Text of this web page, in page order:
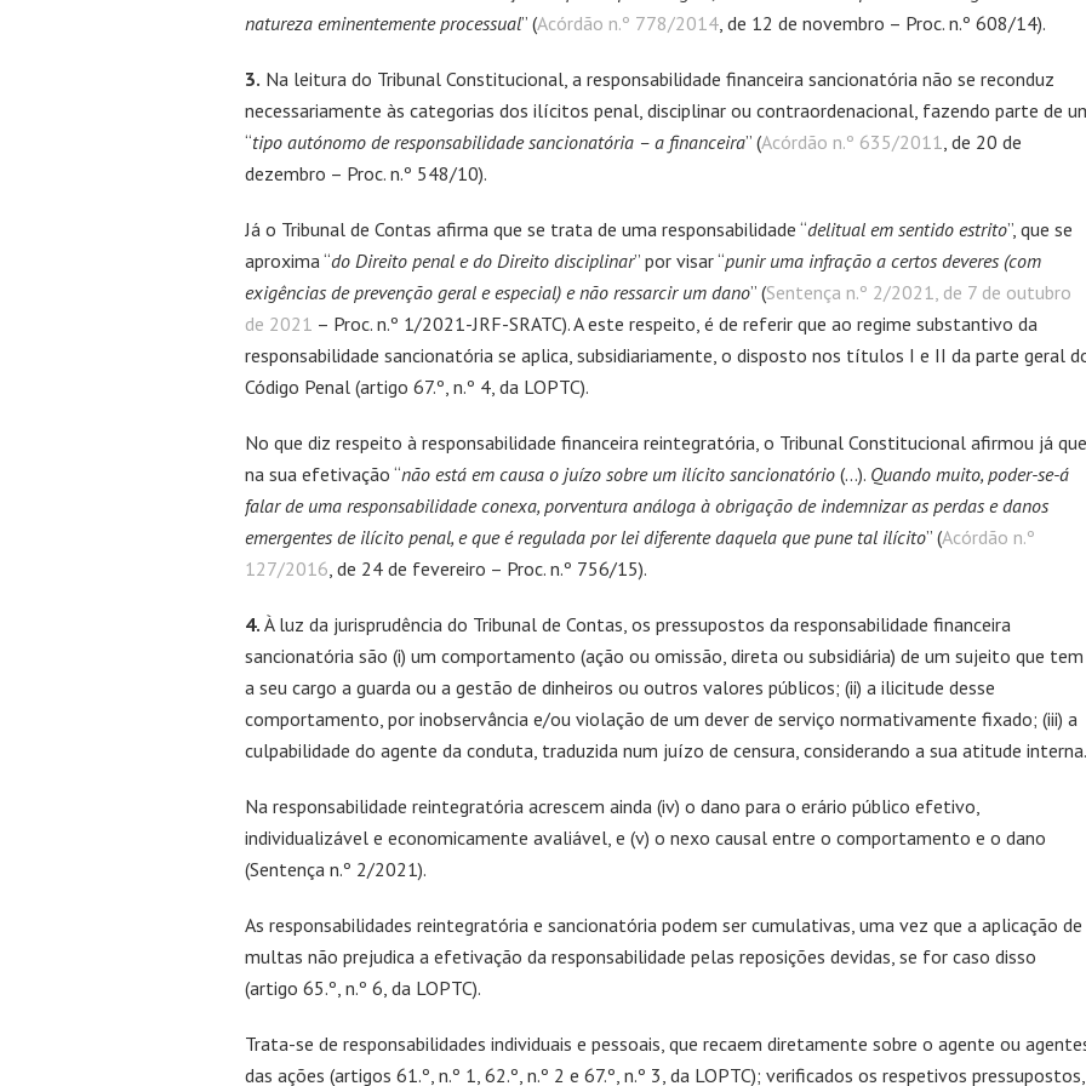
natureza eminentemente processual” (Acórdão n.º 778/2014, de 12 de novembro – Proc. n.º 608/14).
3. Na leitura do Tribunal Constitucional, a responsabilidade financeira sancionatória não se reconduz
necessariamente às categorias dos ilícitos penal, disciplinar ou contraordenacional, fazendo parte de
“tipo autónomo de responsabilidade sancionatória – a financeira” (Acórdão n.º 635/2011, de 20 de
dezembro – Proc. n.º 548/10).
Já o Tribunal de Contas afirma que se trata de uma responsabilidade “delitual em sentido estrito”, que se
aproxima “do Direito penal e do Direito disciplinar” por visar “punir uma infração a certos deveres (com
exigências de prevenção geral e especial) e não ressarcir um dano” (Sentença n.º 2/2021, de 7 de outubro
de 2021 – Proc. n.º 1/2021-JRF-SRATC). A este respeito, é de referir que ao regime substantivo da
responsabilidade sancionatória se aplica, subsidiariamente, o disposto nos títulos I e II da parte geral
Código Penal (artigo 67.º, n.º 4, da LOPTC).
No que diz respeito à responsabilidade financeira reintegratória, o Tribunal Constitucional afirmou já que
na sua efetivação “não está em causa o juízo sobre um ilícito sancionatório (…). Quando muito, poder-se-á
falar de uma responsabilidade conexa, porventura análoga à obrigação de indemnizar as perdas e danos
emergentes de ilícito penal, e que é regulada por lei diferente daquela que pune tal ilícito” (Acórdão n.º
127/2016, de 24 de fevereiro – Proc. n.º 756/15).
4. À luz da jurisprudência do Tribunal de Contas, os pressupostos da responsabilidade financeira
sancionatória são (i) um comportamento (ação ou omissão, direta ou subsidiária) de um sujeito que tem
a seu cargo a guarda ou a gestão de dinheiros ou outros valores públicos; (ii) a ilicitude desse
comportamento, por inobservância e/ou violação de um dever de serviço normativamente fixado; (iii) a
culpabilidade do agente da conduta, traduzida num juízo de censura, considerando a sua atitude interna.
Na responsabilidade reintegratória acrescem ainda (iv) o dano para o erário público efetivo,
individualizável e economicamente avaliável, e (v) o nexo causal entre o comportamento e o dano
(Sentença n.º 2/2021).
As responsabilidades reintegratória e sancionatória podem ser cumulativas, uma vez que a aplicação de
multas não prejudica a efetivação da responsabilidade pelas reposições devidas, se for caso disso
(artigo 65.º, n.º 6, da LOPTC).
Trata-se de responsabilidades individuais e pessoais, que recaem diretamente sobre o agente ou
das ações (artigos 61.º, n.º 1, 62.º, n.º 2 e 67.º, n.º 3, da LOPTC); verificados os respetivos pressupostos,